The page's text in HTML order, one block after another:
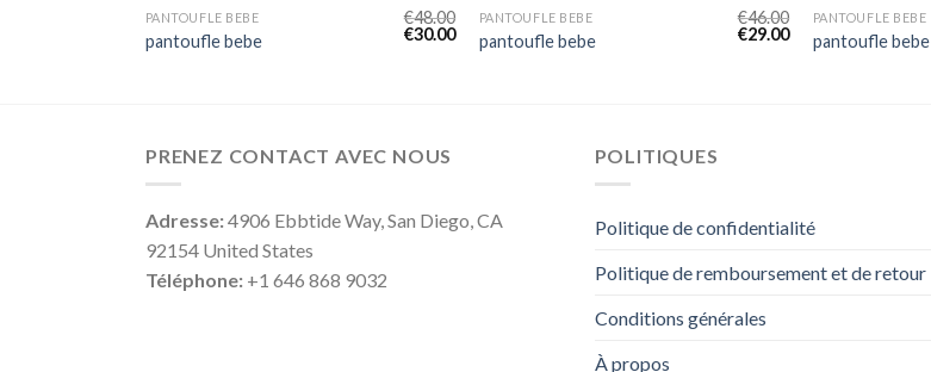
PANTOUFLE BEBE
pantoufle bebe
€48.00
€30.00
PANTOUFLE BEBE
pantoufle bebe
€46.00
€29.00
PANTOUFLE BEBE
pantoufle bebe
PRENEZ CONTACT AVEC NOUS
Adresse:4906 Ebbtide Way, San Diego, CA
92154 United States
Téléphone: +1 646 868 9032
POLITIQUES
Politique de confidentialité
Politique de remboursement et de retour
Conditions générales
À propos